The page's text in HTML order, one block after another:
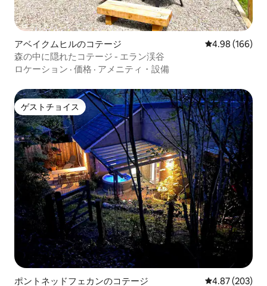
アベイクムヒルのコテージ レビュー166
4.98 (166)
森の中に隠れたコテージ - エラン渓谷
ロケーション · 価格 · アメニティ・設備
ゲストチョイス
ゲストチョイス
ポントネッドフェカンのコテージ レビュー203
4.87 (203)